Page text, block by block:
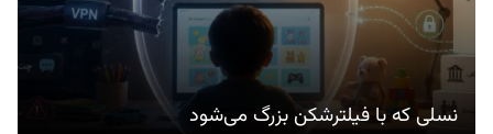
نسلی که با فیلترشکن بزرگ می‌شود